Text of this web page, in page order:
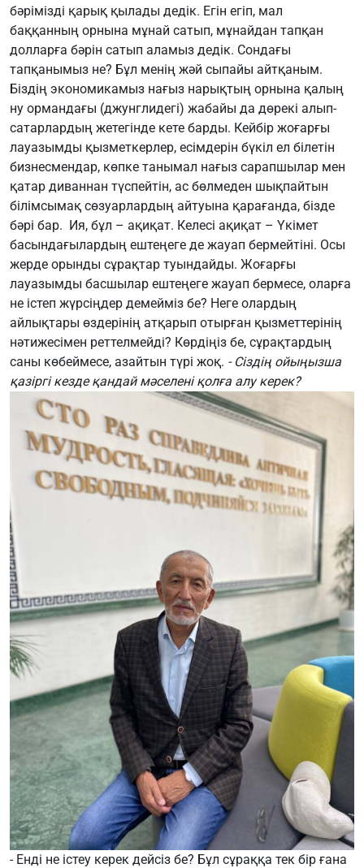
бәрімізді қарық қылады дедік. Егін егіп, мал
баққанның орнына мұнай сатып, мұнайдан тапқан
долларға бәрін сатып аламыз дедік. Сондағы
тапқанымыз не? Бұл менің жәй сыпайы айтқаным.
Біздің экономикамыз нағыз нарықтың орнына қалың
ну ормандағы (джунглидегі) жабайы да дөрекі алып-
сатарлардың жетегінде кете барды. Кейбір жоғарғы
лауазымды қызметкерлер, есімдерін бүкіл ел білетін
бизнесмендар, көпке танымал нағыз сарапшылар мен
қатар диваннан түспейтін, ас бөлмеден шықпайтын
білімсымақ сөзуарлардың айтуына қарағанда, бізде
бәрі бар. Ия, бұл – ақиқат. Келесі ақиқат – Үкімет
басындағылардың ештеңеге де жауап бермейтіні. Осы
жерде орынды сұрақтар туындайды. Жоғарғы
лауазымды басшылар ештеңеге жауап бермесе, оларға
не істеп жүрсіңдер демейміз бе? Неге олардың
айлықтары өздерінің атқарып отырған қызметтерінің
нәтижесімен реттелмейді? Көрдіңіз бе, сұрақтардың
саны көбеймесе, азайтын түрі жоқ. - Сіздің ойыңызша
қазіргі кезде қандай мәселені қолға алу керек?
- Енді не істеу керек дейсіз бе? Бұл сұраққа тек бір ғана